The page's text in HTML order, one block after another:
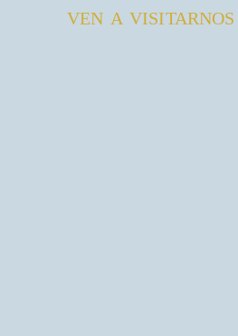
VEN A VISITARNOS